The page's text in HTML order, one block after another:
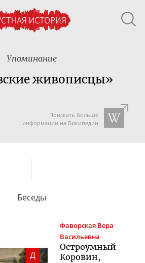
Упоминание
живописцы»
Поискать больше
информации на Википедии
Беседы
Д
Фаворская Вера
Васильевна
Остроумный
Коровин,